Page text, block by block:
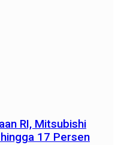
RI, Mitsubishi
17 Persen